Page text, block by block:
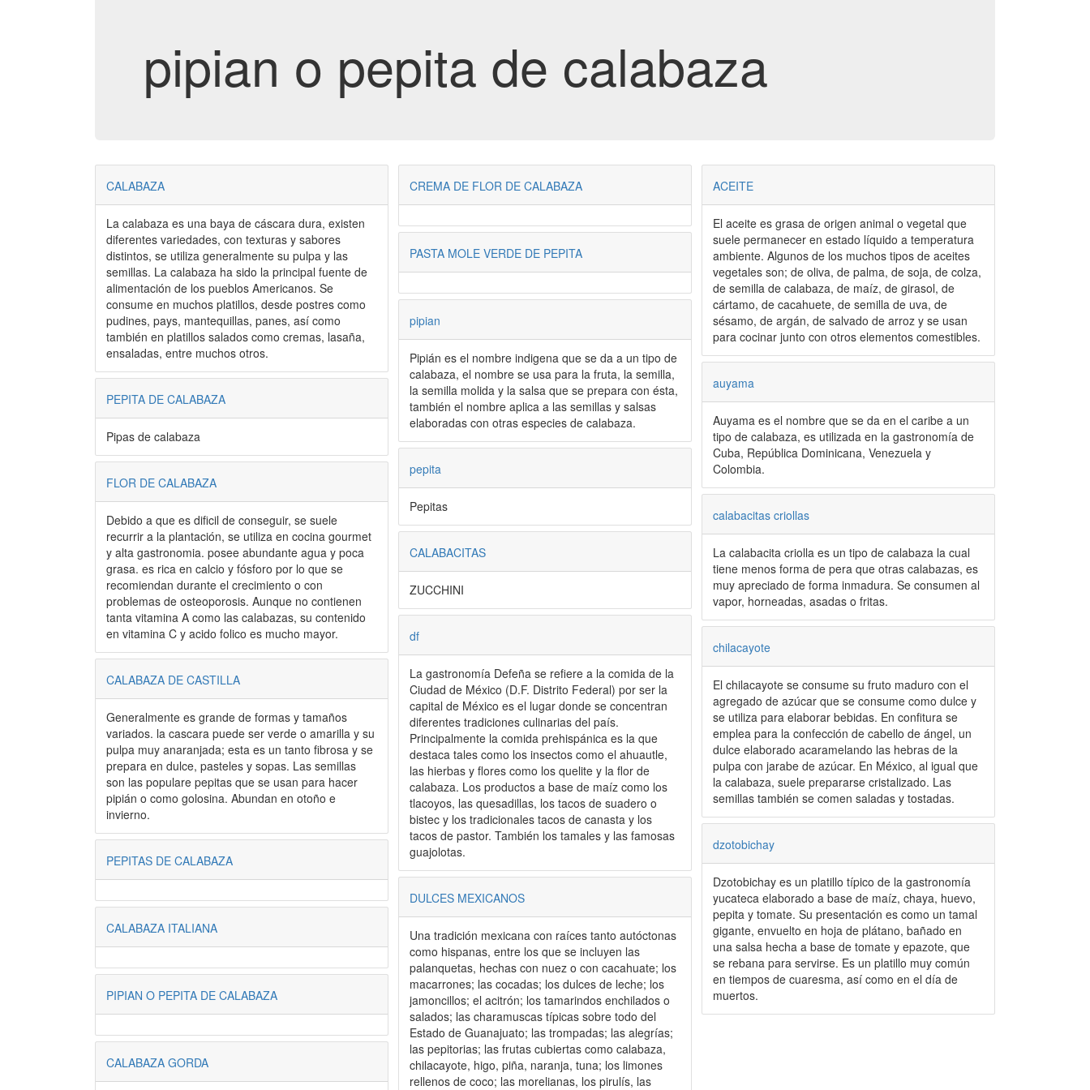
pipian o pepita de calabaza
CALABAZA
La calabaza es una baya de cáscara dura, existen
diferentes variedades, con texturas y sabores
distintos, se utiliza generalmente su pulpa y las
semillas. La calabaza ha sido la principal fuente de
alimentación de los pueblos Americanos. Se
consume en muchos platillos, desde postres como
pudines, pays, mantequillas, panes, así como
también en platillos salados como cremas, lasaña,
ensaladas, entre muchos otros.
PEPITA DE CALABAZA
Pipas de calabaza
FLOR DE CALABAZA
Debido a que es dificil de conseguir, se suele
recurrir a la plantación, se utiliza en cocina gourmet
y alta gastronomia. posee abundante agua y poca
grasa. es rica en calcio y fósforo por lo que se
recomiendan durante el crecimiento o con
problemas de osteoporosis. Aunque no contienen
tanta vitamina A como las calabazas, su contenido
en vitamina C y acido folico es mucho mayor.
CALABAZA DE CASTILLA
Generalmente es grande de formas y tamaños
variados. la cascara puede ser verde o amarilla y su
pulpa muy anaranjada; esta es un tanto fibrosa y se
prepara en dulce, pasteles y sopas. Las semillas
son las populare pepitas que se usan para hacer
pipián o como golosina. Abundan en otoño e
invierno.
PEPITAS DE CALABAZA
CALABAZA ITALIANA
PIPIAN O PEPITA DE CALABAZA
CALABAZA GORDA
CREMA DE FLOR DE CALABAZA
PASTA MOLE VERDE DE PEPITA
pipian
Pipián es el nombre indigena que se da a un tipo de
calabaza, el nombre se usa para la fruta, la semilla,
la semilla molida y la salsa que se prepara con ésta,
también el nombre aplica a las semillas y salsas
elaboradas con otras especies de calabaza.
pepita
Pepitas
CALABACITAS
ZUCCHINI
df
La gastronomía Defeña se refiere a la comida de la
Ciudad de México (D.F. Distrito Federal) por ser la
capital de México es el lugar donde se concentran
diferentes tradiciones culinarias del país.
Principalmente la comida prehispánica es la que
destaca tales como los insectos como el ahuautle,
las hierbas y flores como los quelite y la flor de
calabaza. Los productos a base de maíz como los
tlacoyos, las quesadillas, los tacos de suadero o
bistec y los tradicionales tacos de canasta y los
tacos de pastor. También los tamales y las famosas
guajolotas.
DULCES MEXICANOS
Una tradición mexicana con raíces tanto autóctonas
como hispanas, entre los que se incluyen las
palanquetas, hechas con nuez o con cacahuate; los
macarrones; las cocadas; los dulces de leche; los
jamoncillos; el acitrón; los tamarindos enchilados o
salados; las charamuscas típicas sobre todo del
Estado de Guanajuato; las trompadas; las alegrías;
las pepitorias; las frutas cubiertas como calabaza,
chilacayote, higo, piña, naranja, tuna; los limones
rellenos de coco; las morelianas, los pirulís, las
ACEITE
El aceite es grasa de origen animal o vegetal que
suele permanecer en estado líquido a temperatura
ambiente. Algunos de los muchos tipos de aceites
vegetales son; de oliva, de palma, de soja, de colza,
de semilla de calabaza, de maíz, de girasol, de
cártamo, de cacahuete, de semilla de uva, de
sésamo, de argán, de salvado de arroz y se usan
para cocinar junto con otros elementos comestibles.
auyama
Auyama es el nombre que se da en el caribe a un
tipo de calabaza, es utilizada en la gastronomía de
Cuba, República Dominicana, Venezuela y
Colombia.
calabacitas criollas
La calabacita criolla es un tipo de calabaza la cual
tiene menos forma de pera que otras calabazas, es
muy apreciado de forma inmadura. Se consumen al
vapor, horneadas, asadas o fritas.
chilacayote
El chilacayote se consume su fruto maduro con el
agregado de azúcar que se consume como dulce y
se utiliza para elaborar bebidas. En confitura se
emplea para la confección de cabello de ángel, un
dulce elaborado acaramelando las hebras de la
pulpa con jarabe de azúcar. En México, al igual que
la calabaza, suele prepararse cristalizado. Las
semillas también se comen saladas y tostadas.
dzotobichay
Dzotobichay es un platillo típico de la gastronomía
yucateca elaborado a base de maíz, chaya, huevo,
pepita y tomate. Su presentación es como un tamal
gigante, envuelto en hoja de plátano, bañado en
una salsa hecha a base de tomate y epazote, que
se rebana para servirse. Es un platillo muy común
en tiempos de cuaresma, así como en el día de
muertos.